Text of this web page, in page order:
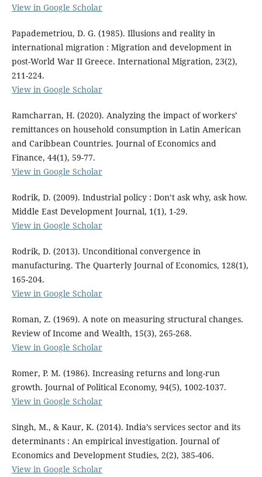
View in Google Scholar
Papademetriou, D. G. (1985). Illusions and reality in
international migration : Migration and development in
post-World War II Greece. International Migration, 23(2),
211-224.
View in Google Scholar
Ramcharran, H. (2020). Analyzing the impact of workers’
remittances on household consumption in Latin American
and Caribbean Countries. Journal of Economics and
Finance, 44(1), 59-77.
View in Google Scholar
Rodrik, D. (2009). Industrial policy : Don’t ask why, ask how.
Middle East Development Journal, 1(1), 1-29.
View in Google Scholar
Rodrik, D. (2013). Unconditional convergence in
manufacturing. The Quarterly Journal of Economics, 128(1),
165-204.
View in Google Scholar
Roman, Z. (1969). A note on measuring structural changes.
Review of Income and Wealth, 15(3), 265-268.
View in Google Scholar
Romer, P. M. (1986). Increasing returns and long-run
growth. Journal of Political Economy, 94(5), 1002-1037.
View in Google Scholar
Singh, M., & Kaur, K. (2014). India’s services sector and its
determinants : An empirical investigation. Journal of
Economics and Development Studies, 2(2), 385-406.
View in Google Scholar